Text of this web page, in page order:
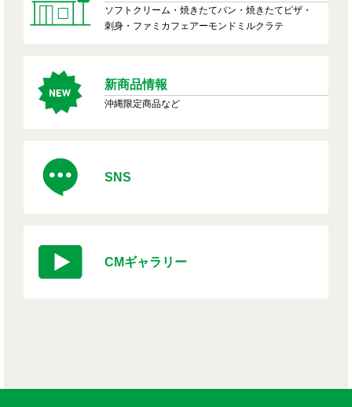
ソフトクリーム・焼きたてパン・焼きたてピザ・
刺身・ファミカフェアーモンドミルクラテ
新商品情報
沖縄限定商品など
SNS
CMギャラリー